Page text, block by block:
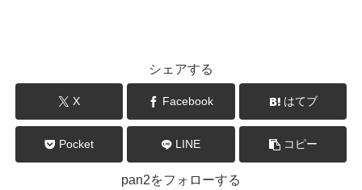
シェアする
X Facebook はてブ
Pocket LINE コピー
pan2をフォローする